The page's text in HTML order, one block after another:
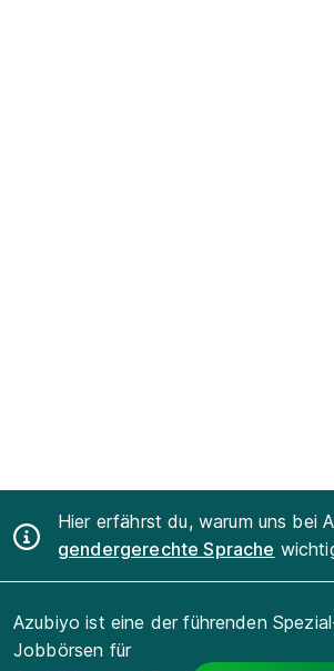
Hier erfährst du, warum uns bei
gendergerechte Sprache
Azubiyo ist eine der führenden
Jobbörsen für